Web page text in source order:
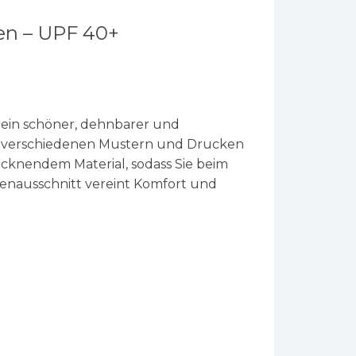
– UPF 40+
schöner, dehnbarer und
Mustern und Drucken
Material, sodass Sie beim
vereint Komfort und